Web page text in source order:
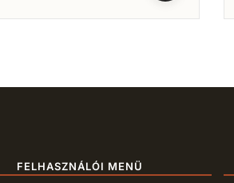
FELHASZNÁLÓI MENÜ